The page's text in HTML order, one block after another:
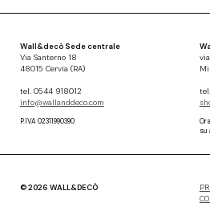
Wall&decò Sede centrale
Via Santerno 18
48015 Cervia (RA)
tel. 0544 918012
info@wallanddeco.com
P.IVA 02311990390
su
© 2026 WALL&DECÒ